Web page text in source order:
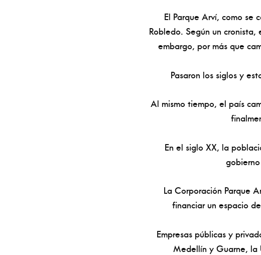
El Parque Arví, como se
Robledo. Según un
embargo, por más que
Pasaron los siglos y
Al mismo tiempo, el país
En el siglo XX, la
La Corporación Parque
financiar un espacio
Empresas públicas y
Medellín y Guarne, la